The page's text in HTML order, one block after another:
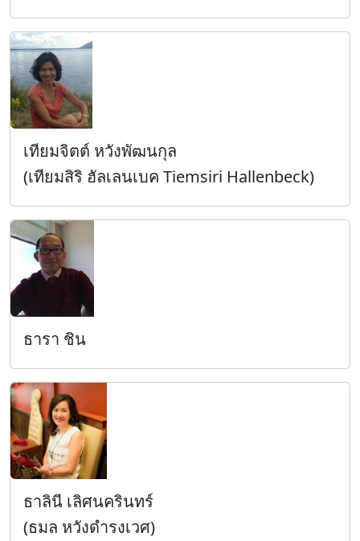
เทียมจิตต์ หวังพัฒนกุล
(เทียมสิริ ฮัลเลนเบค Tiemsiri Hallenbeck)
ธารา ชิน
ธาลินี เลิศนครินทร์
(ธมล หวังดำรงเวศ)